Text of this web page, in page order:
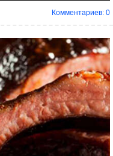
Комментариев: 0